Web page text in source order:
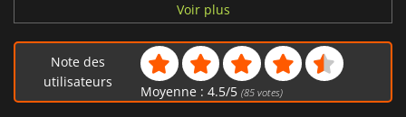
Tchèque
Coréen
Turc
Voir plus
Note des
utilisateurs
Moyenne : 4.5/5 (85votes)